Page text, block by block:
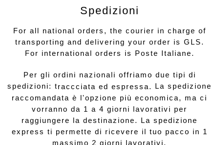
Spedizioni
For all national orders, the courier in charge of
transporting and delivering your order is GLS.
For international orders is Poste Italiane.
Per gli ordini nazionali offriamo due tipi di
spedizioni: traccciata ed espressa. La spedizione
raccomandata è l'opzione più economica, ma ci
vorranno da 1 a 4 giorni lavorativi per
raggiungere la destinazione. La spedizione
express ti permette di ricevere il tuo pacco in 1
massimo 2 giorni lavorativi.